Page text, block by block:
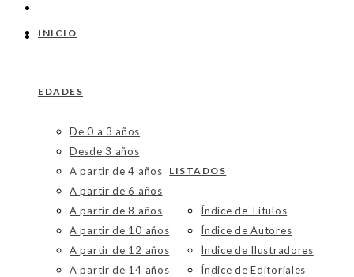
INICIO
EDADES
De 0 a 3 años
Desde 3 años
A partir de 4 años
A partir de 6 años
A partir de 8 años
A partir de 10 años
A partir de 12 años
A partir de 14 años
LISTADOS
Índice de Títulos
Índice de Autores
Índice de Ilustradores
Índice de Editoriales